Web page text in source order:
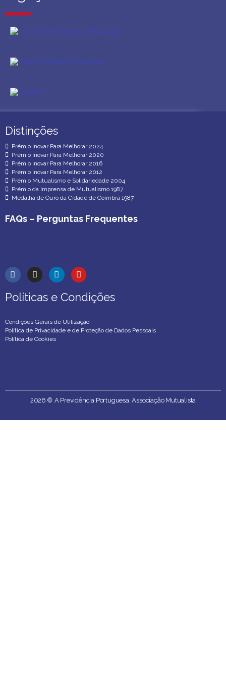
Distinções
Distinções
Prémio Inovar Para Melhorar 2024
Prémio Inovar Para Melhorar 2020
Prémio Inovar Para Melhorar 2016
Prémio Inovar Para Melhorar 2012
Prémio Mutualismo e Solidariedade 2004
Prémio da Imprensa de Mutualismo 1987
Medalha de Ouro da Cidade de Coimbra 1987
FAQs – Perguntas Frequentes
Políticas e Condições
Políticas e Condições
Condições Gerais de Utilização
Política de Privacidade e de Proteção de Dados Pessoais
Política de Cookies
2026 © A Previdência Portuguesa, Associação Mutualista